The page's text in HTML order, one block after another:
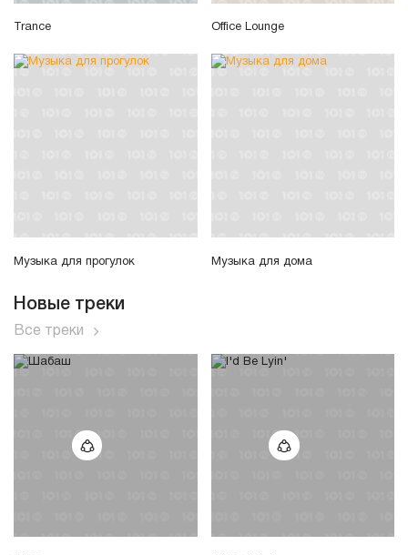
Trance Office Lounge
Музыка для прогулок Музыка для дома
Новые треки
Все треки